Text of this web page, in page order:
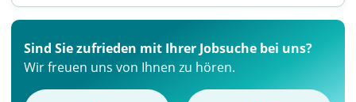
Sind Sie zufrieden mit Ihrer Jobsuche bei uns?
Wir freuen uns von Ihnen zu hören.